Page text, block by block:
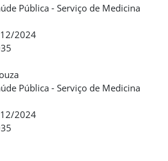
Pública - Serviço de Medicina
2024
Pública - Serviço de Medicina
2024